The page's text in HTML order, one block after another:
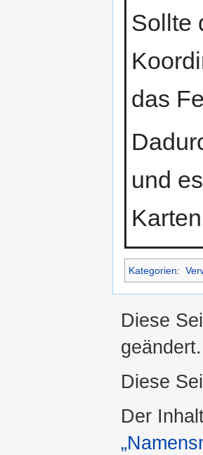
Sollte
das
und
Kategorien:
Diese
geändert.
Diese
Der